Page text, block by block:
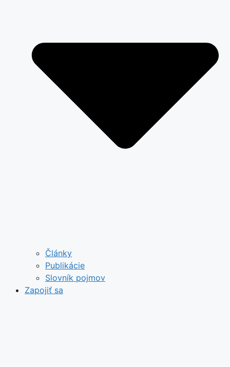
Články
Publikácie
Slovník pojmov
Zapojiť sa